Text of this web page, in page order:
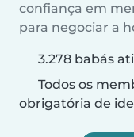
confiança em
para negociar a
3.278 babás
Todos os
obrigatória de